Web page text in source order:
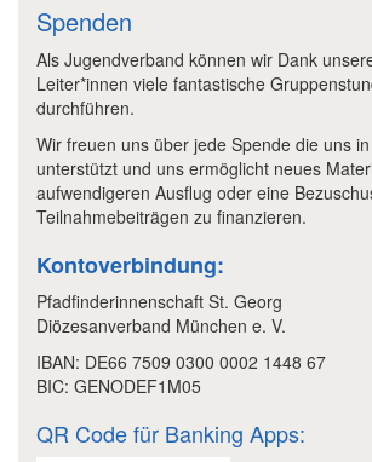
Spenden
Als Jugendverband können wir Dank
Leiter*innen viele fantastische
durchführen.
Wir freuen uns über jede Spende die uns
unterstützt und uns ermöglicht neues
aufwendigeren Ausflug oder eine
Teilnahmebeiträgen zu finanzieren.
Kontoverbindung:
Pfadfinderinnenschaft St. Georg
Diözesanverband München e. V.
IBAN: DE66 7509 0300 0002 1448 67
BIC: GENODEF1M05
QR Code für Banking Apps: